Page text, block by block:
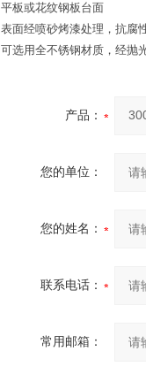
平板或花纹钢板台面
表面经喷砂烤漆处理，抗腐
可选用全不锈钢材质，经抛
产品：
您的单位：
您的姓名：
联系电话：
常用邮箱：